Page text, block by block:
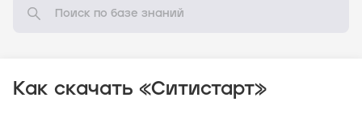
Как скачать «Ситистарт»